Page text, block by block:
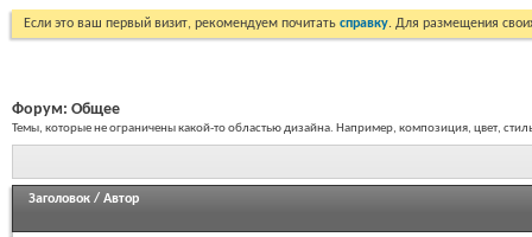
Если это ваш первый визит, рекомендуем почитать справку. Для размещения
Форум: Общее
Темы, которые не ограничены какой-то областью дизайна. Например, композиция, цвет,
Заголовок / Автор